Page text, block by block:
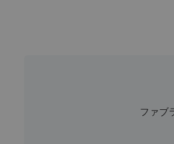
ファブ